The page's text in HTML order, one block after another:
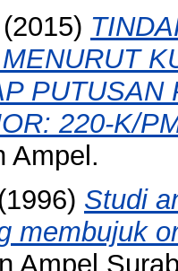
(2015)
220-K/
Ampel.
(1996) Studi
membujuk
Ampel